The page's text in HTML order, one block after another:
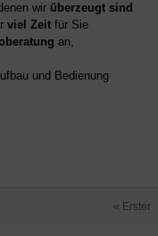
wir überzeugt sind
viel Zeit für Sie
an,
und Bedienung
« Erster